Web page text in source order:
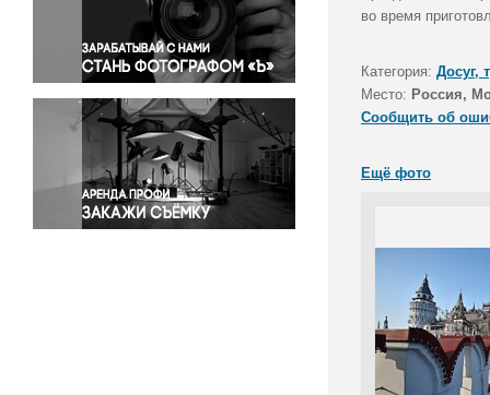
Правосудие
Происшествия и конфликты
Религия
Светская жизнь
Спорт
Экология
Экономика и бизнес
во время
Категория: Досуг,
Место: Россия,
Сообщить об
Ещё фото